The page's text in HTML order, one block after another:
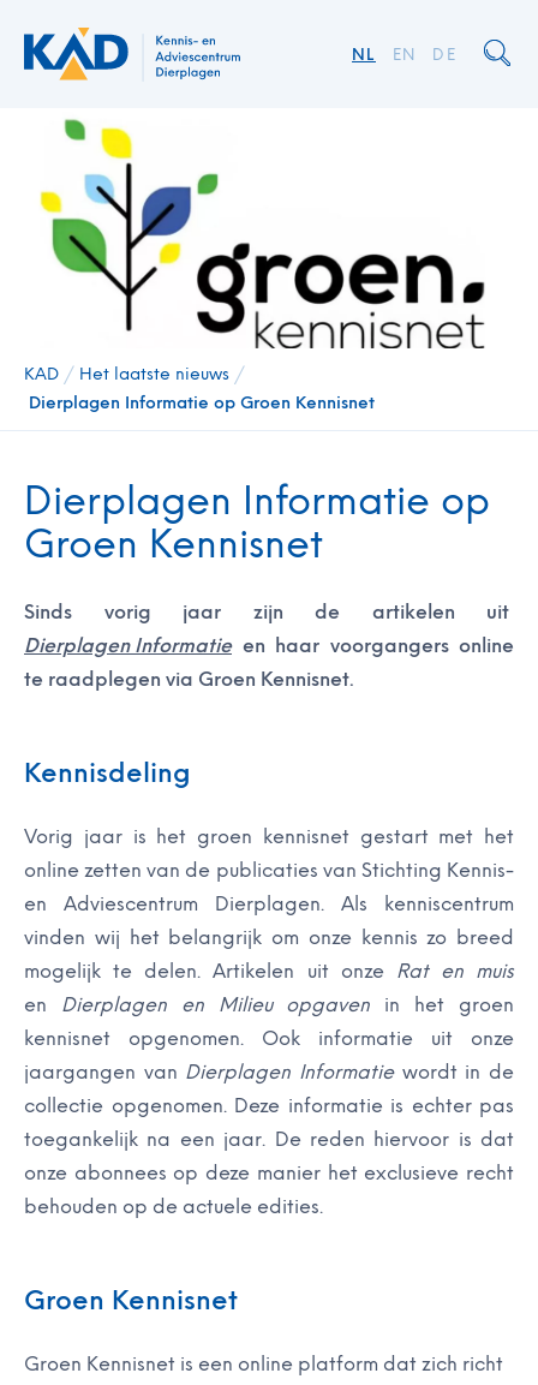
DE
EN
NL
KAD / Het laatste nieuws /
Dierplagen Informatie op Groen Kennisnet
Dierplagen Informatie op
Groen Kennisnet
Sinds vorig jaar zijn de artikelen uit
Dierplagen Informatieen haar voorgangers online
te raadplegen via Groen Kennisnet.
Kennisdeling
Vorig jaar is het groen kennisnet gestart met het
online zetten van de publicaties van Stichting Kennis-
en Adviescentrum Dierplagen. Als kenniscentrum
vinden wij het belangrijk om onze kennis zo breed
mogelijk te delen. Artikelen uit onze Rat en muis
en Dierplagen en Milieu opgaven in het groen
kennisnet opgenomen. Ook informatie uit onze
jaargangen van Dierplagen Informatiewordt in de
collectie opgenomen. Deze informatie is echter pas
toegankelijk na een jaar. De reden hiervoor is dat
onze abonnees op deze manier het exclusieve recht
behouden op de actuele edities.
Groen Kennisnet
Groen Kennisnet is een online platform dat zich richt